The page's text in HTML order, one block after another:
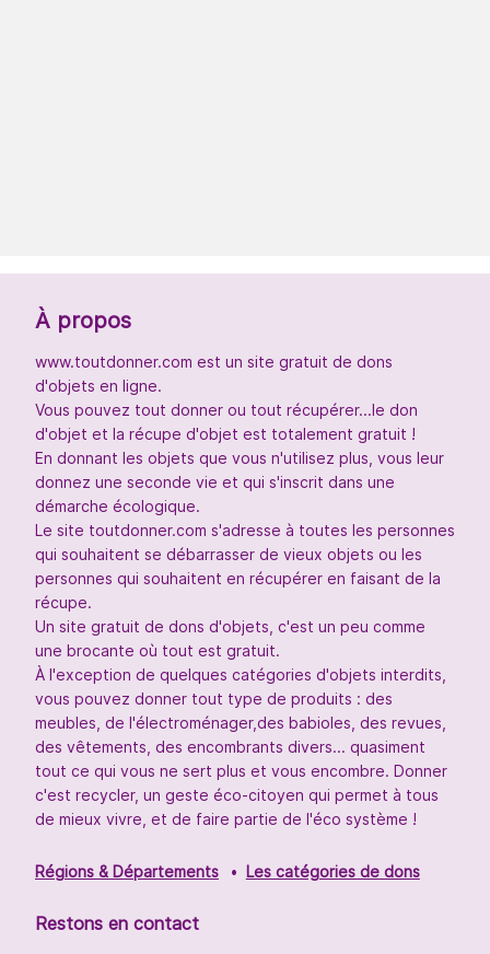
À propos
www.toutdonner.com est un site gratuit de dons
d'objets en ligne.
Vous pouvez tout donner ou tout récupérer...le don
d'objet et la récupe d'objet est totalement gratuit !
En donnant les objets que vous n'utilisez plus, vous leur
donnez une seconde vie et qui s'inscrit dans une
démarche écologique.
Le site toutdonner.com s'adresse à toutes les personnes
qui souhaitent se débarrasser de vieux objets ou les
personnes qui souhaitent en récupérer en faisant de la
récupe.
Un site gratuit de dons d'objets, c'est un peu comme
une brocante où tout est gratuit.
À l'exception de quelques catégories d'objets interdits,
vous pouvez donner tout type de produits : des
meubles, de l'électroménager,des babioles, des revues,
des vêtements, des encombrants divers... quasiment
tout ce qui vous ne sert plus et vous encombre. Donner
c'est recycler, un geste éco-citoyen qui permet à tous
de mieux vivre, et de faire partie de l'éco système !
Régions & Départements Les catégories de dons
Restons en contact